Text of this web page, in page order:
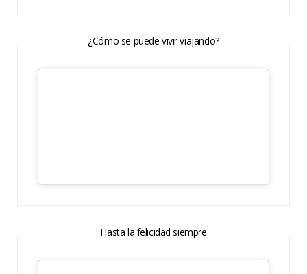
¿Cómo se puede vivir viajando?
Hasta la felicidad siempre